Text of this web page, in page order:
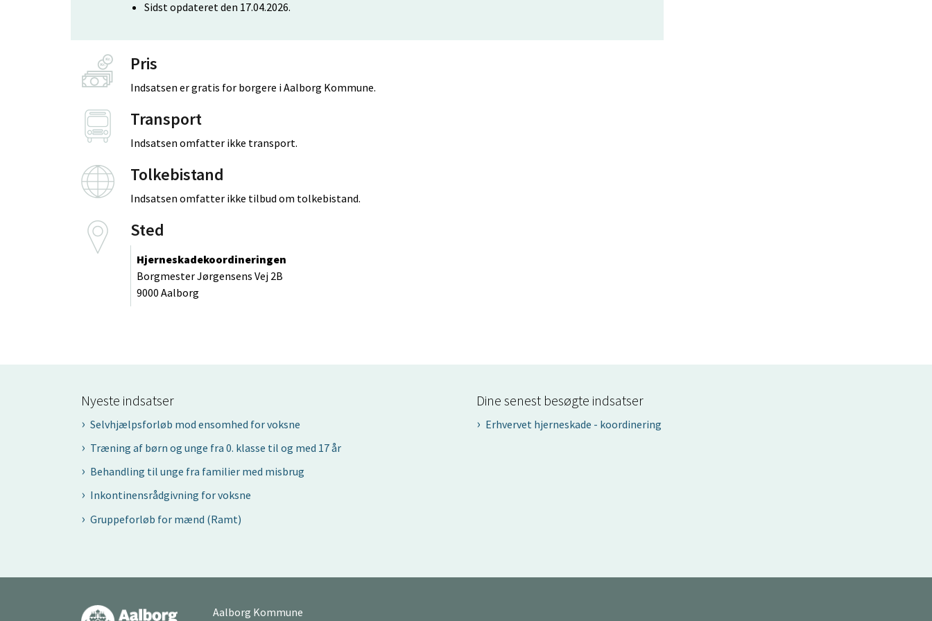
Sidst opdateret den 17.04.2026.
Pris
Indsatsen er gratis for borgere i Aalborg Kommune.
Transport
Indsatsen omfatter ikke transport.
Tolkebistand
Indsatsen omfatter ikke tilbud om tolkebistand.
Sted
Hjerneskadekoordineringen
Borgmester Jørgensens Vej 2B
9000 Aalborg
Nyeste indsatser
Selvhjælpsforløb mod ensomhed for voksne
Træning af børn og unge fra 0. klasse til og med 17 år
Behandling til unge fra familier med misbrug
Inkontinensrådgivning for voksne
Gruppeforløb for mænd (Ramt)
Dine senest besøgte indsatser
Erhvervet hjerneskade - koordinering
Aalborg Kommune